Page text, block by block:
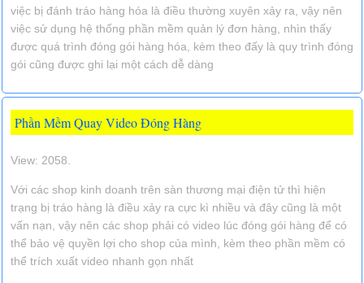
việc bị đánh tráo hàng hóa là điều thường xuyên xảy ra, vậy nên
việc sử dụng hệ thống phần mềm quản lý đơn hàng, nhìn thấy
được quá trình đóng gói hàng hóa, kèm theo đấy là quy trình đóng
gói cũng được ghi lại một cách dễ dàng
Phần Mềm Quay Video Đóng Hàng
View: 2058.
Với các shop kinh doanh trên sàn thương mại điện tử thì hiện
trạng bị tráo hàng là điều xảy ra cực kì nhiều và đây cũng là một
vấn nạn, vậy nên các shop phải có video lúc đóng gói hàng để có
thể bảo vệ quyền lợi cho shop của mình, kèm theo phần mềm có
thể trích xuất video nhanh gọn nhất